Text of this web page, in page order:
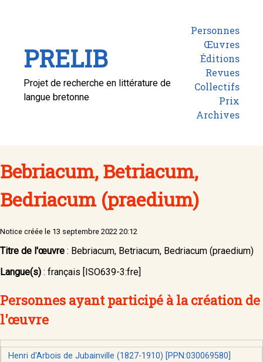
PRELIB
Projet de recherche en littérature de
langue bretonne
Personnes
Œuvres
Éditions
Revues
Collectifs
Prix
Archives
Bebriacum, Betriacum,
Bedriacum (praedium)
Notice créée le 13 septembre 2022 20:12
Titre de l'œuvre : Bebriacum, Betriacum, Bedriacum (praedium)
Langue(s) : français [ISO639-3:fre]
Personnes ayant participé à la création de
l'œuvre
Henri d'Arbois de Jubainville (1827-1910) [PPN:030069580]